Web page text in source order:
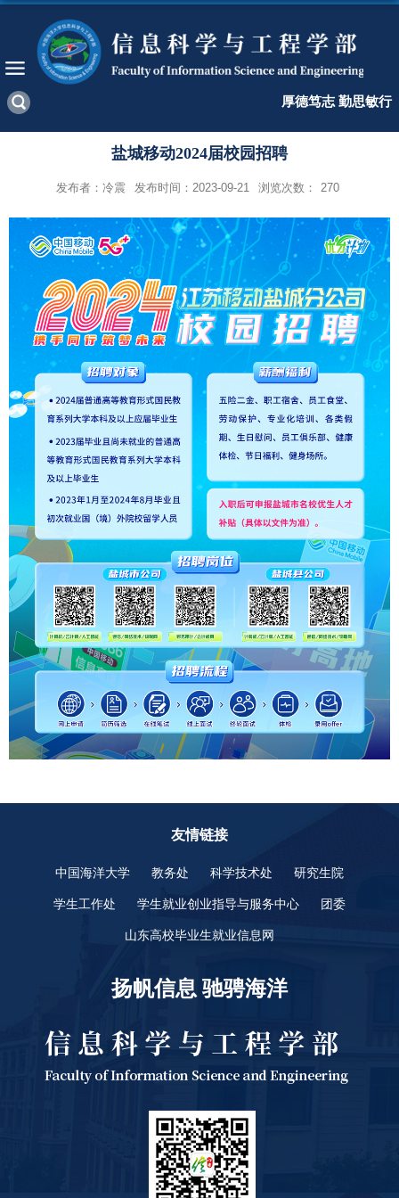
厚德笃志 勤思敏行
盐城移动2024届校园招聘
发布者：冷震 发布时间：2023-09-21 浏览次数： 270
友情链接
中国海洋大学 教务处 科学技术处 研究生院
学生工作处 学生就业创业指导与服务中心 团委
山东高校毕业生就业信息网
扬帆信息 驰骋海洋